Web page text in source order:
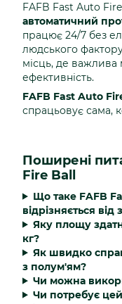
FAFB Fast Auto
автоматичний
працює 24/7 без
людського
місць, де важлива
ефективність.
FAFB Fast Auto
спрацьовує сама,
Поширені
Fire Ball
Що таке FAFB
відрізняється від
Яку площу
кг?
Як швидко
з полум'ям?
Чи можна
Чи потребує